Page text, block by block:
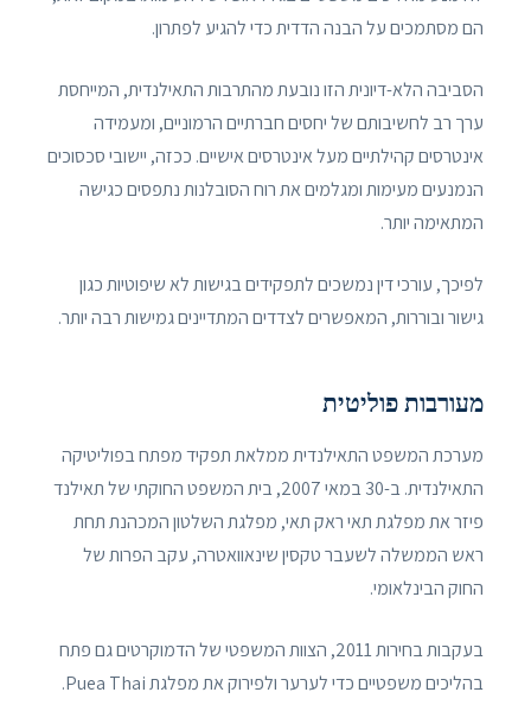
הם מסתמכים על הבנה הדדית כדי להגיע לפתרון.
הסביבה הלא-דיונית הזו נובעת מהתרבות התאילנדית, המייחסת
ערך רב לחשיבותם של יחסים חברתיים הרמוניים, ומעמידה
אינטרסים קהילתיים מעל אינטרסים אישיים. ככזה, יישובי סכסוכים
הנמנעים מעימות ומגלמים את רוח הסובלנות נתפסים כגישה
המתאימה יותר.
לפיכך, עורכי דין נמשכים לתפקידים בגישות לא שיפוטיות כגון
גישור ובוררות, המאפשרים לצדדים המתדיינים גמישות רבה יותר.
מעורבות פוליטית
מערכת המשפט התאילנדית ממלאת תפקיד מפתח בפוליטיקה
התאילנדית. ב-30 במאי 2007, בית המשפט החוקתי של תאילנד
פיזר את מפלגת תאי ראק תאי, מפלגת השלטון המכהנת תחת
ראש הממשלה לשעבר טקסין שינאוואטרה, עקב הפרות של
החוק הבינלאומי.
בעקבות בחירות 2011, הצוות המשפטי של הדמוקרטים גם פתח
בהליכים משפטיים כדי לערער ולפירוק את מפלגת Puea Thai.